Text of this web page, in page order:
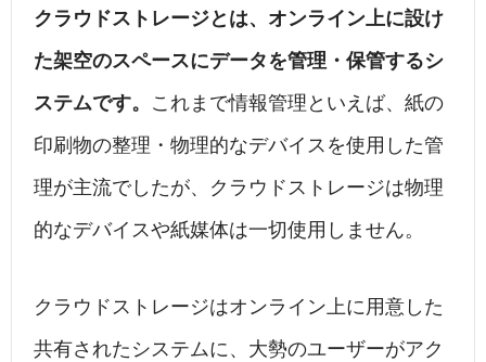
クラウドストレージとは、オンライン上に設け
た架空のスペースにデータを管理・保管するシ
ステムです。 これまで情報管理といえば、紙の
印刷物の整理・物理的なデバイスを使用した管
理が主流でしたが、クラウドストレージは物理
的なデバイスや紙媒体は一切使用しません。
クラウドストレージはオンライン上に用意した
共有されたシステムに、大勢のユーザーがアク